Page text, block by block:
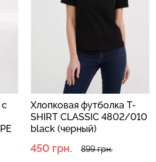
Хлопковая футболка T-
SHIRT CLASSIC 4802/010
black (черный)
450 грн. 899 грн.
Топ на бретелях в рубчик
CAMI TOP RIB white
(белый) Giulia